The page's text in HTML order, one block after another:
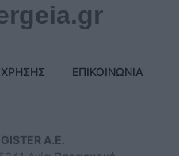
ΕΠΙΚΟΙΝΩΝΙΑ
Α.Ε.